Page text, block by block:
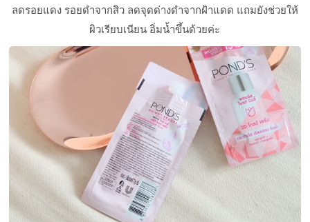
ลดรอยแดง รอยดำจากสิว ลดจุดด่างดำจากฝ้าแดด แถมยังช่วยให้
ผิวเรียบเนียน อิ่มน้ำขึ้นด้วยค่ะ